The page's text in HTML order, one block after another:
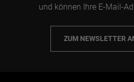
und können Ihre E-Mail-
ZUM NEWSLETTER